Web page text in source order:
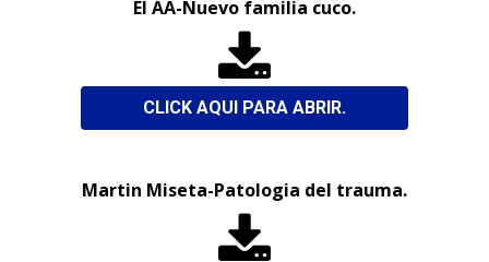
El AA-Nuevo familia cuco.

CLICK AQUI PARA ABRIR.
Martin Miseta-Patologia del trauma.
